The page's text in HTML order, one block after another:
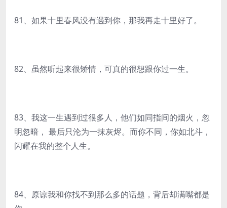
81、如果十里春风没有遇到你，那我再走十里好了。
82、虽然听起来很矫情，可真的很想跟你过一生。
83、我这一生遇到过很多人，他们如同指间的烟火，忽
明忽暗， 最后只沦为一抹灰烬。而你不同，你如北斗，
闪耀在我的整个人生。
84、原谅我和你找不到那么多的话题，背后却满嘴都是